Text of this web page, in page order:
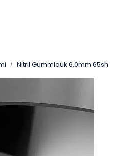
Nitril Gummiduk 6,0mm 65sh.